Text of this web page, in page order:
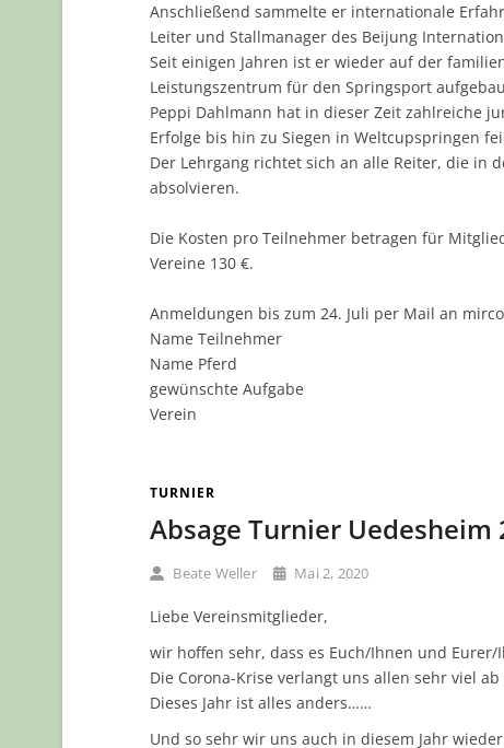
Anschließend sammelte er internationale
Leiter und Stallmanager des Beijung
Seit einigen Jahren ist er wieder auf der
Leistungszentrum für den Springsport
Peppi Dahlmann hat in dieser Zeit zahlreiche
Erfolge bis hin zu Siegen in Weltcupspringen
Der Lehrgang richtet sich an alle Reiter, die in
absolvieren.
Die Kosten pro Teilnehmer betragen für
Vereine 130 €.
Anmeldungen bis zum 24. Juli per Mail an
Name Teilnehmer
Name Pferd
gewünschte Aufgabe
Verein
TURNIER
Absage Turnier Uedesheim
Beate Weller Mai 2, 2020
Liebe Vereinsmitglieder,
wir hoffen sehr, dass es Euch/Ihnen und
Die Corona-Krise verlangt uns allen sehr viel
Dieses Jahr ist alles anders……
Und so sehr wir uns auch in diesem Jahr